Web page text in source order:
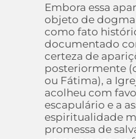
Embora essa
objeto de
como fato
documentado
certeza de
posteriormente
ou Fátima), a
acolheu com
escapulário e a
espiritualidade
promessa de